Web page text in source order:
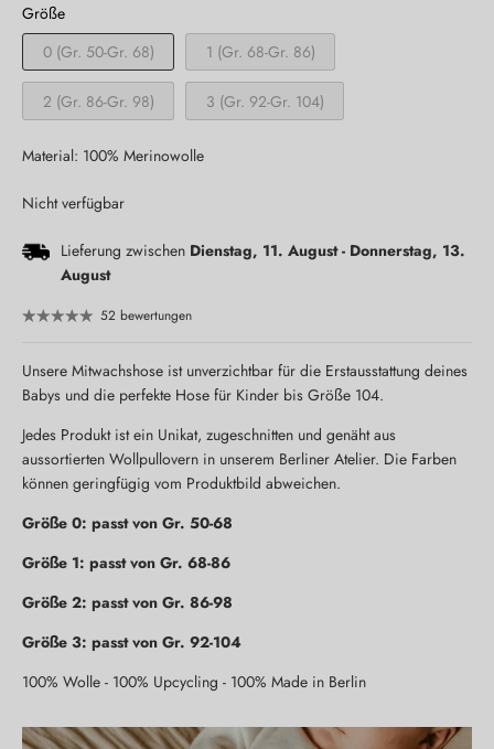
Größe
0 (Gr. 50-Gr. 68)
1 (Gr. 68-Gr. 86)
2 (Gr. 86-Gr. 98) 3 (Gr. 92-Gr. 104)
Material: 100% Merinowolle
Nicht verfügbar
Lieferung zwischen Dienstag, 11. August- Donnerstag, 13.
August
52 bewertungen
Unsere Mitwachshose ist unverzichtbar für die Erstausstattung deines
Babys und die perfekte Hose für Kinder bis Größe 104.
Jedes Produkt ist ein Unikat, zugeschnitten und genäht aus
aussortierten Wollpullovern in unserem Berliner Atelier. Die Farben
können geringfügig vom Produktbild abweichen.
Größe 0: passt von Gr. 50-68
Größe 1: passt von Gr. 68-86
Größe 2: passt von Gr. 86-98
Größe 3: passt von Gr. 92-104
100% Wolle - 100% Upcycling - 100% Made in Berlin